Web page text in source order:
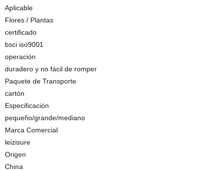
Aplicable
Flores / Plantas
certificado
bsci iso9001
operación
duradero y no fácil de romper
Paquete de Transporte
cartón
Especificación
pequeño/grande/mediano
Marca Comercial
leizisure
Origen
China